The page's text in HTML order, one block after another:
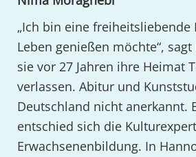
„Ich bin eine freiheitsliebende
Leben genießen möchte“,
sie vor 27 Jahren ihre Heimat
verlassen. Abitur und
Deutschland nicht anerkannt.
entschied sich die
Erwachsenenbildung. In